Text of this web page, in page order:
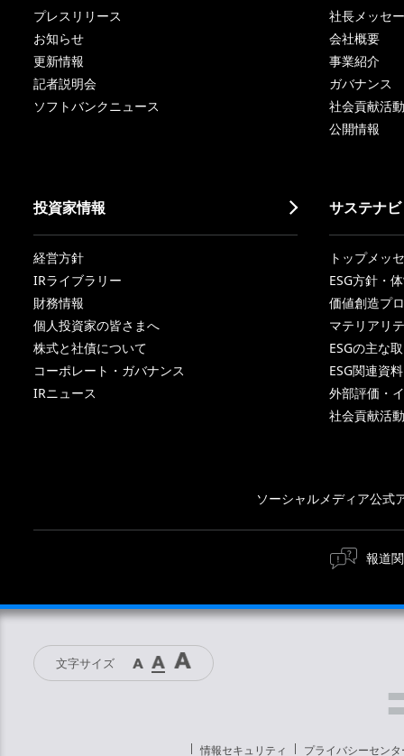
プレスリリース
お知らせ
更新情報
記者説明会
ソフトバンクニュース
社長メッセ
会社概要
事業紹介
ガバナンス
社会貢献活
公開情報
投資家情報
経営方針
IRライブラリー
財務情報
個人投資家の皆さまへ
株式と社債について
コーポレート・ガバナンス
IRニュース
サステナ
トップメッ
ESG方針・
価値創造プ
マテリアリ
ESGの主な
ESG関連資料
外部評価・
社会貢献活
ソーシャルメディア公式
報道
文字サイズ
情報セキュリティ プライバシーセンタ